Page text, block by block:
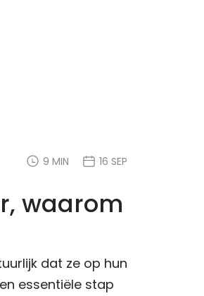
9 MIN 16 SEP
waarom
dat ze op hun
essentiële stap